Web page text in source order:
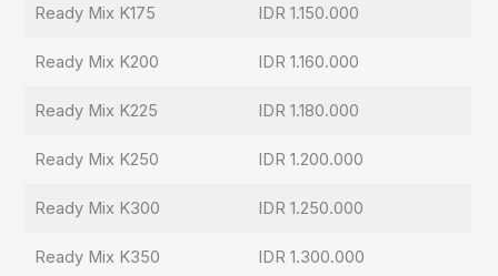
Ready Mix K175 IDR 1.150.000
Ready Mix K200 IDR 1.160.000
Ready Mix K225 IDR 1.180.000
Ready Mix K250 IDR 1.200.000
Ready Mix K300 IDR 1.250.000
Ready Mix K350 IDR 1.300.000